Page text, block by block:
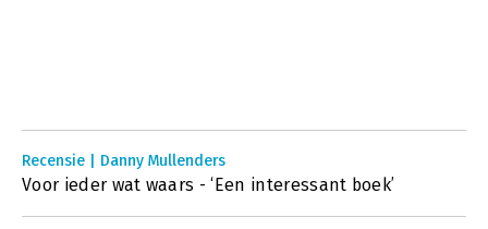
Recensie | Danny Mullenders
Voor ieder wat waars - ‘Een interessant boek’